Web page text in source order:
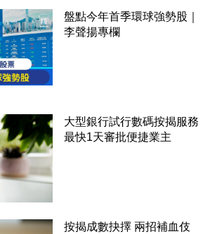
盤點今年首季環球強勢股｜
李聲揚專欄
大型銀行試行數碼按揭服務
最快1天審批便捷業主
按揭成數抉擇 兩招補血伎